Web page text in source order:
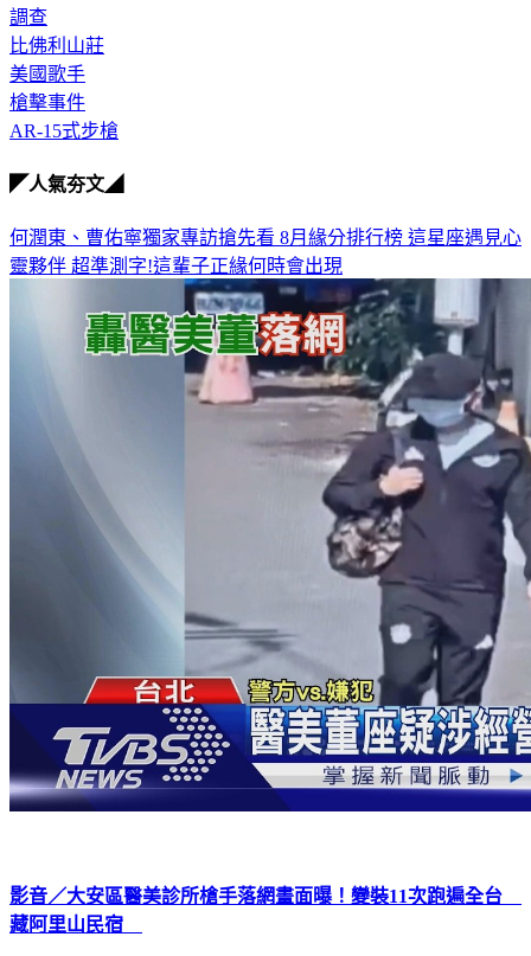
調查
比佛利山莊
美國歌手
槍擊事件
AR-15式步槍
◤人氣夯文◢
何潤東、曹佑寧獨家專訪搶先看 8月緣分排行榜 這星座遇見心
靈夥伴 超準測字!這輩子正緣何時會出現
影音／大安區醫美診所槍手落網畫面曝！變裝11次跑遍全台
藏阿里山民宿